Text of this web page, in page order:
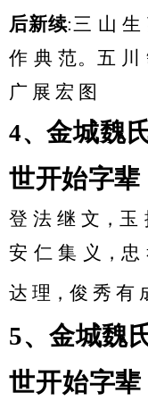
后新续:三 山 生
作 典 范。五 川
广 展 宏 图
4、金城魏
世开始字辈
登 法 继 文，玉
安 仁 集 义，忠
达 理，俊 秀 有
5、金城魏
世开始字